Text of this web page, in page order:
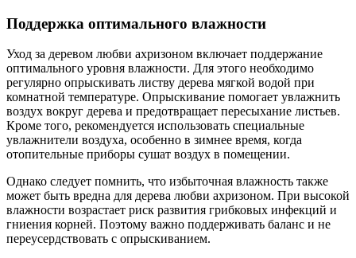
Поддержка оптимального влажности
Уход за деревом любви ахризоном включает поддержание
оптимального уровня влажности. Для этого необходимо
регулярно опрыскивать листву дерева мягкой водой при
комнатной температуре. Опрыскивание помогает увлажнить
воздух вокруг дерева и предотвращает пересыхание листьев.
Кроме того, рекомендуется использовать специальные
увлажнители воздуха, особенно в зимнее время, когда
отопительные приборы сушат воздух в помещении.
Однако следует помнить, что избыточная влажность также
может быть вредна для дерева любви ахризоном. При высокой
влажности возрастает риск развития грибковых инфекций и
гниения корней. Поэтому важно поддерживать баланс и не
переусердствовать с опрыскиванием.